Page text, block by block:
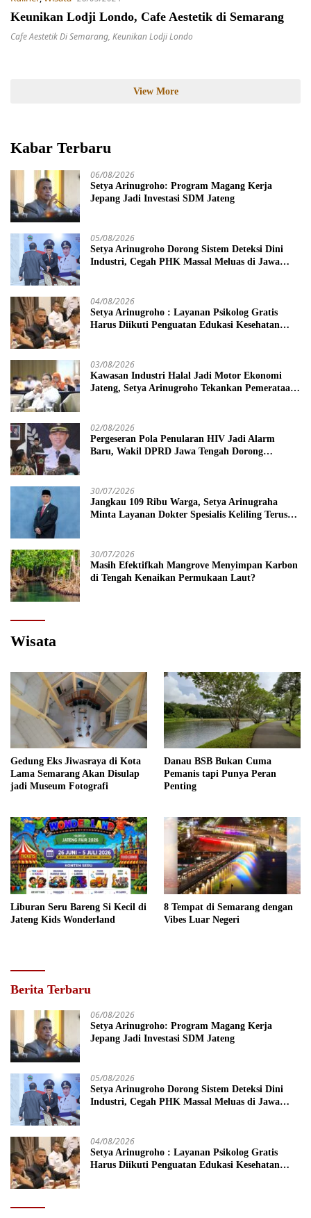
Keunikan Lodji Londo, Cafe Aestetik di Semarang
Cafe Aestetik Di Semarang, Keunikan Lodji Londo
View More
Kabar Terbaru
06/08/2026
Setya Arinugroho: Program Magang Kerja
Jepang Jadi Investasi SDM Jateng
05/08/2026
Setya Arinugroho Dorong Sistem Deteksi Dini
Industri, Cegah PHK Massal Meluas di Jawa
04/08/2026
Setya Arinugroho : Layanan Psikolog Gratis
Harus Diikuti Penguatan Edukasi Kesehatan
03/08/2026
Kawasan Industri Halal Jadi Motor Ekonomi
Jateng, Setya Arinugroho Tekankan Pemerataan
02/08/2026
Pergeseran Pola Penularan HIV Jadi Alarm
Baru, Wakil DPRD Jawa Tengah Dorong
30/07/2026
Jangkau 109 Ribu Warga, Setya Arinugraha
Minta Layanan Dokter Spesialis Keliling Terus
30/07/2026
Masih Efektifkah Mangrove Menyimpan Karbon
di Tengah Kenaikan Permukaan Laut?
Wisata
Gedung Eks Jiwasraya di Kota
Lama Semarang Akan Disulap
jadi Museum Fotografi
Danau BSB Bukan Cuma
Pemanis tapi Punya Peran
Penting
Liburan Seru Bareng Si Kecil di
Jateng Kids Wonderland
8 Tempat di Semarang dengan
Vibes Luar Negeri
Berita Terbaru
06/08/2026
Setya Arinugroho: Program Magang Kerja
Jepang Jadi Investasi SDM Jateng
05/08/2026
Setya Arinugroho Dorong Sistem Deteksi Dini
Industri, Cegah PHK Massal Meluas di Jawa
04/08/2026
Setya Arinugroho : Layanan Psikolog Gratis
Harus Diikuti Penguatan Edukasi Kesehatan